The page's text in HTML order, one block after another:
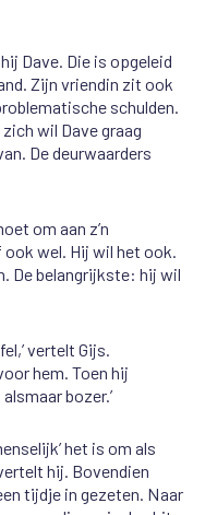
Dave. Die is opgeleid
Zijn vriendin zit ook
schulden.
wil Dave graag
De deurwaarders
om aan z’n
wel. Hij wil het ook.
De belangrijkste: hij wil
vertelt Gijs.
hem. Toen hij
bozer.’
het is om als
hij. Bovendien
tijdje in gezeten. Naar